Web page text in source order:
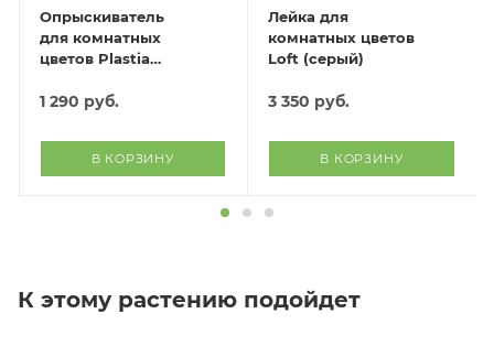
Опрыскиватель
для комнатных
цветов Plastia
1 290 руб.
В КОРЗИНУ
Лейка для
комнатных цветов
Loft (серый)
3 350 руб.
В КОРЗИНУ
К этому растению подойдет